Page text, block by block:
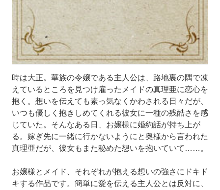
時は大正。華族の令嬢である主人公は、路地裏の隅で凍
えているところを見つけ雇ったメイドの真理亜に恋心を
抱く。想いを伝えても素っ気なくかわされる日々だが、
いつも優しく抱きしめてくれる彼女に一種の残酷さを感
じていた。そんなある日、お嬢様に婚約話が持ち上が
る。嫁ぎ先に一緒に行かないようにと奥様から言われた
真理亜だが、彼女もまた秘めた想いを抱いていて……。
お嬢様とメイド、それぞれが抱える想いの強さにドキド
キする作品です。簡単に愛を伝える主人公とは反対に、